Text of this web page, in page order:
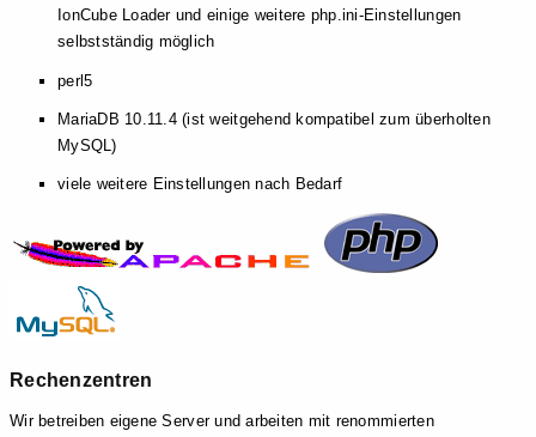
IonCube Loader und einige weitere php.ini-Einstellungen
selbstständig möglich
perl5
MariaDB 10.11.4 (ist weitgehend kompatibel zum überholten
MySQL)
viele weitere Einstellungen nach Bedarf
Rechenzentren
Wir betreiben eigene Server und arbeiten mit renommierten